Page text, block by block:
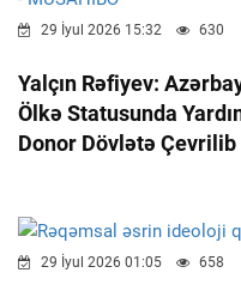
29 İyul 2026 15:32 630
Yalçın Rəfiyev:
Ölkə Statusunda
Donor Dövlətə
29 İyul 2026 01:05 658